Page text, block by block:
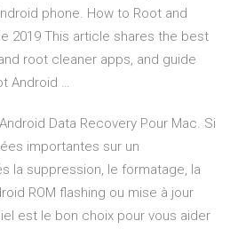
phone. How to Root and
2019 This article shares the best
root cleaner apps, and guide
Android …
Data Recovery Pour Mac. Si
importantes sur un
la suppression, le formatage, la
ROM flashing ou mise à jour
est le bon choix pour vous aider